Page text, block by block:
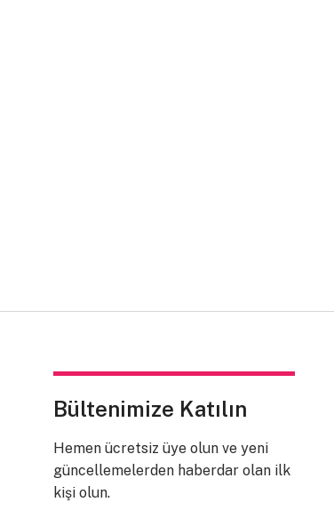
Bültenimize Katılın
Hemen ücretsiz üye olun ve yeni
güncellemelerden haberdar olan ilk
kişi olun.